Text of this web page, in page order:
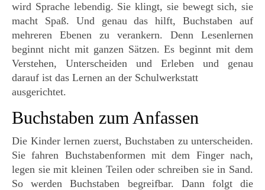
wird Sprache lebendig. Sie klingt, sie bewegt sich, sie
macht Spaß. Und genau das hilft, Buchstaben auf
mehreren Ebenen zu verankern. Denn Lesenlernen
beginnt nicht mit ganzen Sätzen. Es beginnt mit dem
Verstehen, Unterscheiden und Erleben und genau
darauf ist das Lernen an der Schulwerkstatt
ausgerichtet.
Buchstaben zum Anfassen
Die Kinder lernen zuerst, Buchstaben zu unterscheiden.
Sie fahren Buchstabenformen mit dem Finger nach,
legen sie mit kleinen Teilen oder schreiben sie in Sand.
So werden Buchstaben begreifbar. Dann folgt die